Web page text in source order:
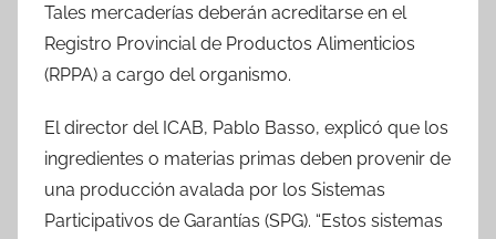
k
Tales mercaderías deberán acreditarse en el
Registro Provincial de Productos Alimenticios
(RPPA) a cargo del organismo.
El director del ICAB, Pablo Basso, explicó que los
ingredientes o materias primas deben provenir de
una producción avalada por los Sistemas
Participativos de Garantías (SPG). “Estos sistemas